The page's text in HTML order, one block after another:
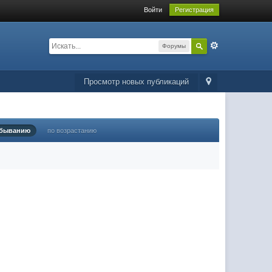
Войти Регистрация
Форумы
Просмотр новых публикаций
по возрастанию